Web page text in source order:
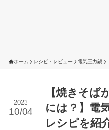
ホーム レシピ・レビュー 電気圧力鍋
【焼きそば
には？】電
レシピを紹
2023
10/04